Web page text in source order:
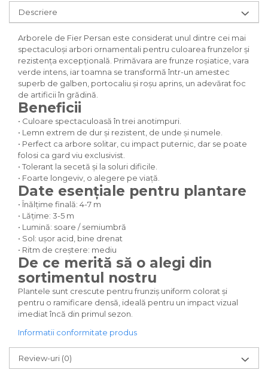
Descriere
Arborele de Fier Persan este considerat unul dintre cei mai
spectaculoși arbori ornamentali pentru culoarea frunzelor și
rezistența excepțională. Primăvara are frunze roșiatice, vara
verde intens, iar toamna se transformă într-un amestec
superb de galben, portocaliu și roșu aprins, un adevărat foc
de artificii în grădină.
Beneficii
• Culoare spectaculoasă în trei anotimpuri.
• Lemn extrem de dur și rezistent, de unde și numele.
• Perfect ca arbore solitar, cu impact puternic, dar se poate
folosi ca gard viu exclusivist.
• Tolerant la secetă și la soluri dificile.
• Foarte longeviv, o alegere pe viață.
Date esențiale pentru plantare
• Înălțime finală: 4-7 m
• Lățime: 3-5 m
• Lumină: soare / semiumbră
• Sol: ușor acid, bine drenat
• Ritm de creștere: mediu
De ce merită să o alegi din
sortimentul nostru
Plantele sunt crescute pentru frunziș uniform colorat și
pentru o ramificare densă, ideală pentru un impact vizual
imediat încă din primul sezon.
Informatii conformitate produs
Review-uri (0)